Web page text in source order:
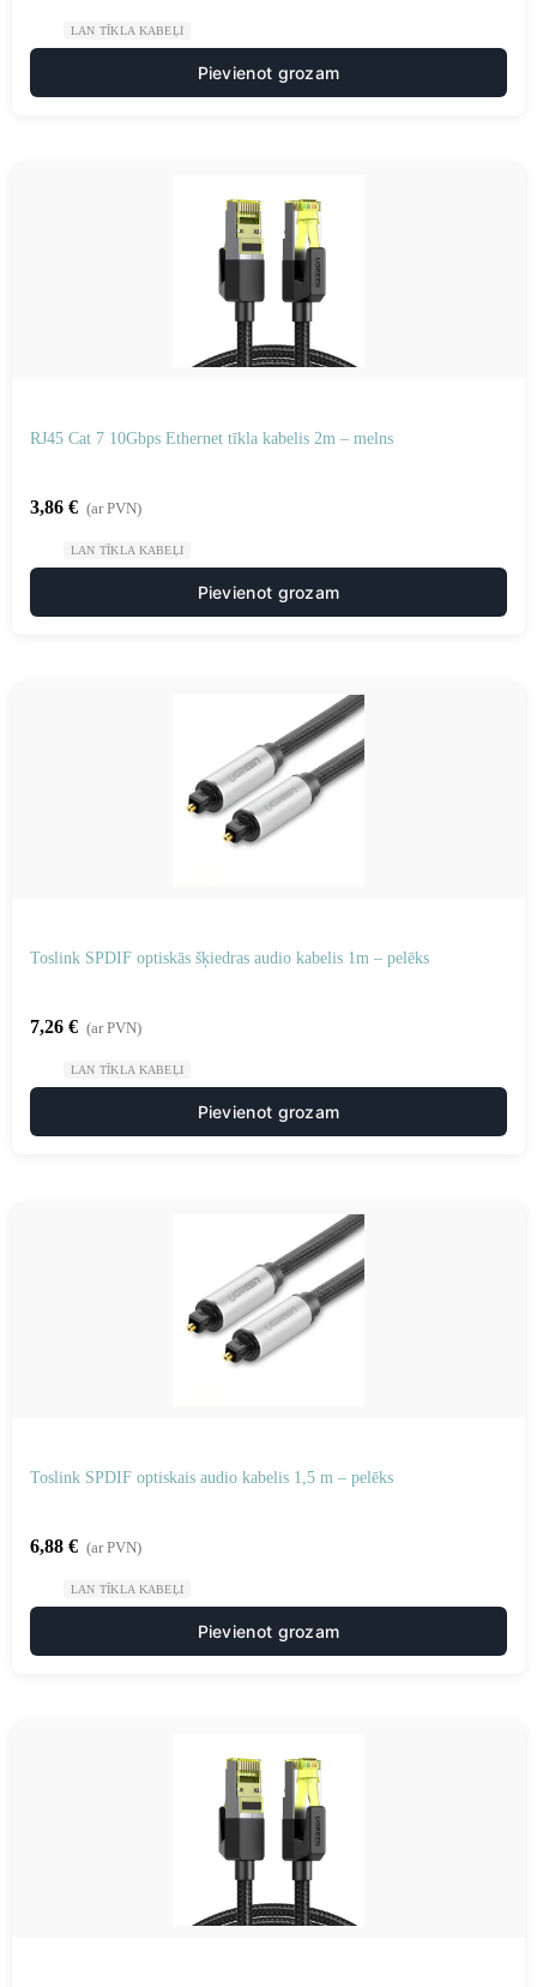
LAN TĪKLA KABEĻI
Pievienot grozam
RJ45 Cat 7 10Gbps Ethernet tīkla kabelis 2m – melns
3,86 € (ar PVN)
LAN TĪKLA KABEĻI
Pievienot grozam
Toslink SPDIF optiskās šķiedras audio kabelis 1m – pelēks
7,26 € (ar PVN)
LAN TĪKLA KABEĻI
Pievienot grozam
Toslink SPDIF optiskais audio kabelis 1,5 m – pelēks
6,88 € (ar PVN)
LAN TĪKLA KABEĻI
Pievienot grozam